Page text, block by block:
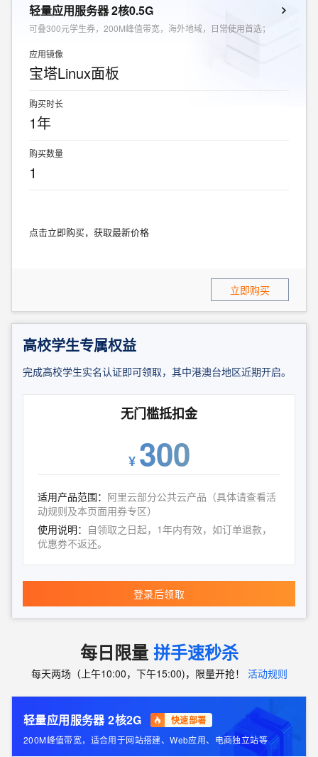
轻量应用服务器 2核0.5G
可叠300元学生券，200M峰值带宽，海外地域，日常使用首选；
应用镜像
宝塔Linux面板
购买时长
1年
购买数量
1
点击立即购买，获取最新价格
立即购买
高校学生专属权益
完成高校学生实名认证即可领取，其中港澳台地区近期开启。
无门槛抵扣金
¥ 300
适用产品范围： 阿里云部分公共云产品（具体请查看活
动规则及本页面用券专区）
使用说明： 自领取之日起，1年内有效，如订单退款，
优惠券不返还。
登录后领取
每日限量 拼手速秒杀
每天两场（上午10:00，下午15:00)，限量开抢！ 活动规则
轻量应用服务器 2核2G 快速部署
200M峰值带宽，适合用于网站搭建、Web应用、电商独立站等